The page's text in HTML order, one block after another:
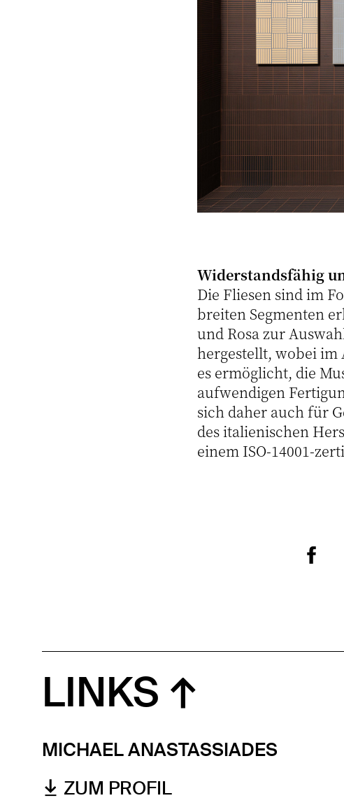
Widerstandsfähig
Die Fliesen sind im
breiten Segmenten
und Rosa zur
hergestellt, wobei im
es ermöglicht, die
aufwendigen
sich daher auch für
des italienischen
einem ISO-14001-
LINKS
MICHAEL ANASTASSIADES
ZUM PROFIL